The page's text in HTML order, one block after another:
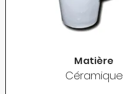
Matière
Céramique